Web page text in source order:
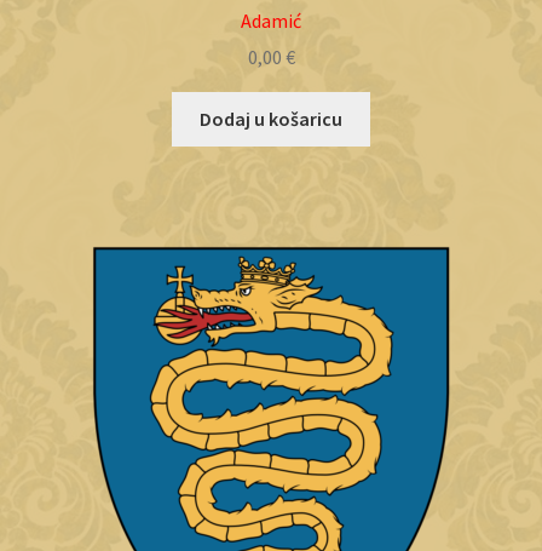
Adamić
0,00 €
Dodaj u košaricu